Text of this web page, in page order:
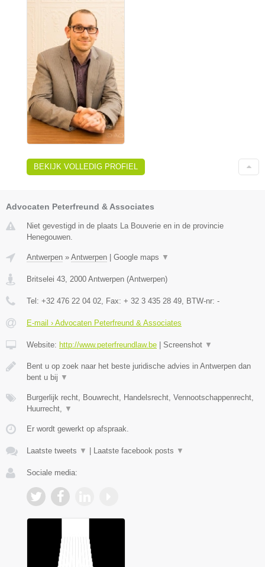
BEKIJK VOLLEDIG PROFIEL
Advocaten Peterfreund & Associates
Niet gevestigd in de plaats La Bouverie en in de provincie
Henegouwen.
Antwerpen » Antwerpen Google maps ▼
Britselei 43 2000 Antwerpen (Antwerpen)
Tel: +32 476 22 04 02 , Fax: + 32 3 435 28 49 , BTW-nr: -
E-mail › Advocaten Peterfreund & Associates
Website: http://www.peterfreundlaw.be Screenshot ▼
Bent u op zoek naar het beste juridische advies in Antwerpen dan
bent u bij ▼
Burgerlijk recht, Bouwrecht, Handelsrecht, Vennootschappenrecht,
Huurrecht,
▼
Er wordt gewerkt op afspraak.
Laatste tweets ▼ Laatste facebook posts ▼
Sociale media: